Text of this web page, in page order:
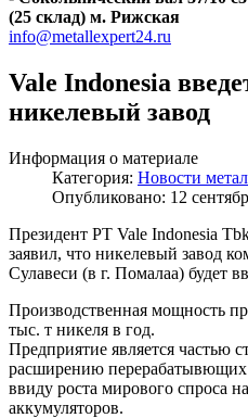
(25 склад) м. Рижская
info@metallexpert24.ru
Vale Indonesia
никелевый завод
Информация о материале
Категория: Новости
Опубликовано: 12
Президент PT Vale Indonesia
заявил, что никелевый завод
Сулавеси (в г. Помалаа) будет
Производственная мощность
тыс. т никеля в год.
Предприятие является частью
расширению
ввиду роста мирового спроса
аккумуляторов.